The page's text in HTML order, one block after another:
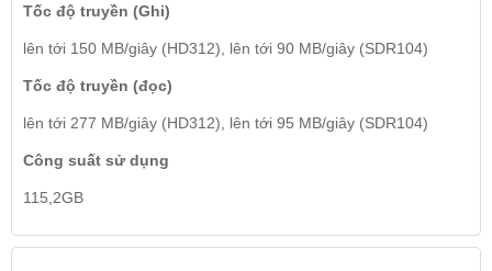
Tốc độ truyền (Ghi)
lên tới 150 MB/giây (HD312), lên tới 90 MB/giây (SDR104)
Tốc độ truyền (đọc)
lên tới 277 MB/giây (HD312), lên tới 95 MB/giây (SDR104)
Công suất sử dụng
115,2GB